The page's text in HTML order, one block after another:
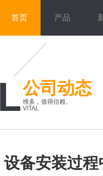
首页 产品
公司动态
维多，值得信赖。
VITAL
设备安装过